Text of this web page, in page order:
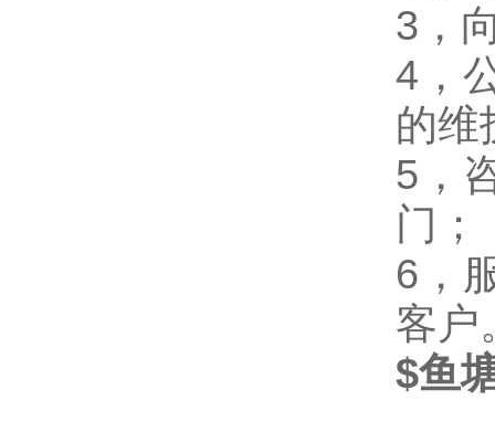
3，
4，
的维
5，
门；
6，
客户
$鱼